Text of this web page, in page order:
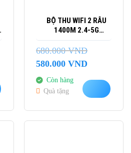
BỘ THU WIFI 2 RÂU
1400M 2.4-5G
VK1400 VEGGIEG
680.000VND
Giá
là:
680.000 VND.
580.000 VNDGiá
tại
Còn hàng
Quà tặng